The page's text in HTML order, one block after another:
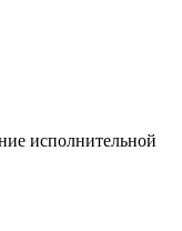
исполнительной